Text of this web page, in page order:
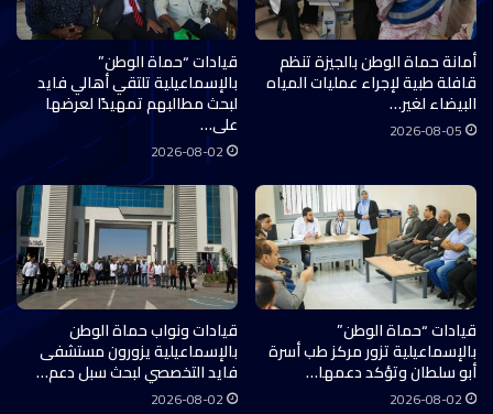
أمانة حماة الوطن بالجيزة تنظم
قافلة طبية لإجراء عمليات المياه
البيضاء لغير…
2026-08-05
قيادات “حماة الوطن”
بالإسماعيلية تلتقي أهالي فايد
لبحث مطالبهم تمهيدًا لعرضها
على…
2026-08-02
قيادات “حماة الوطن”
بالإسماعيلية تزور مركز طب أسرة
أبو سلطان وتؤكد دعمها…
2026-08-02
قيادات ونواب حماة الوطن
بالإسماعيلية يزورون مستشفى
فايد التخصصي لبحث سبل دعم…
2026-08-02